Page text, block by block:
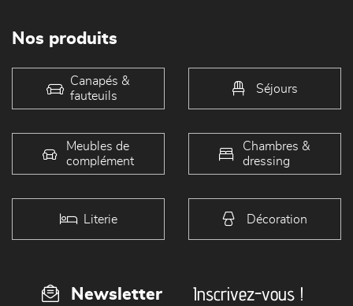
Nos produits
Canapés &
fauteuils
Séjours
Meubles de
complément
Chambres &
dressing
Literie Décoration
Newsletter Inscrivez-vous !